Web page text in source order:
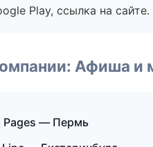
Play, ссылка на сайте.
Афиша и
Pages — Пермь